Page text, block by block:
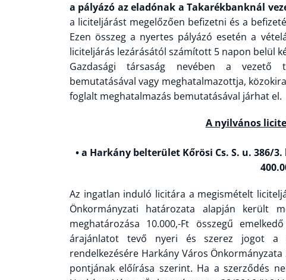
a pályázó az eladónak a Takarékbanknál
a liciteljárást megelőzően befizetni és a
Ezen összeg a nyertes pályázó esetén a
liciteljárás lezárásától számított 5 napon belül
Gazdasági társaság nevében a vezető
bemutatásával vagy meghatalmazottja,
foglalt meghatalmazás bemutatásával járhat el.
A nyilvános
• a Harkány belterület Kőrösi Cs. S. u.
Az ingatlan induló licitára a megismételt
Önkormányzati határozata alapján került
meghatározása 10.000,-Ft összegű
árajánlatot tevő nyeri és szerez jogot a
rendelkezésére Harkány Város
pontjának előírása szerint. Ha a szerződés